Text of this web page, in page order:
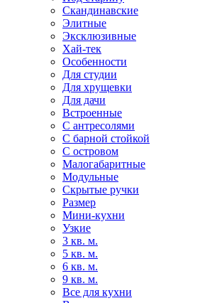
Скандинавские
Элитные
Эксклюзивные
Хай-тек
Особенности
Для студии
Для хрущевки
Для дачи
Встроенные
С антресолями
С барной стойкой
С островом
Малогабаритные
Модульные
Скрытые ручки
Размер
Мини-кухни
Узкие
3 кв. м.
5 кв. м.
6 кв. м.
9 кв. м.
Все для кухни